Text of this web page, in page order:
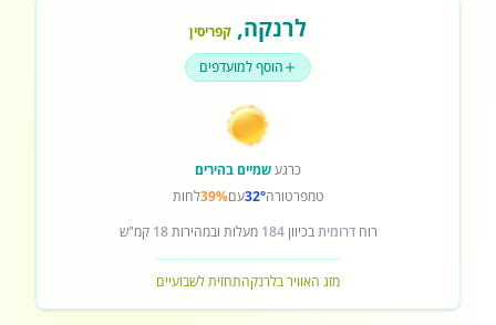
לרנקה, קפריסין
הוסף למועדפים
כרגעשמיים בהירים
טמפרטורה32°עם39%לחות
רוחדרומיתבכיוון184 מעלות ובמהירות18 קמ"ש
מזג האוויר בלרנקהתחזית לשבועיים